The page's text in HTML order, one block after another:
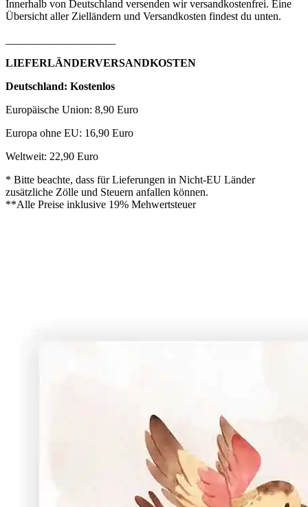
Innerhalb von Deutschland versenden wir versandkostenfrei. Eine
Übersicht aller Zielländern und Versandkosten findest du unten.
LIEFERLÄNDERVERSANDKOSTEN
Deutschland: Kostenlos
Europäische Union: 8,90 Euro
Europa ohne EU: 16,90 Euro
Weltweit: 22,90 Euro
* Bitte beachte, dass für Lieferungen in Nicht-EU Länder
zusätzliche Zölle und Steuern anfallen können.
**Alle Preise inklusive 19% Mehwertsteuer